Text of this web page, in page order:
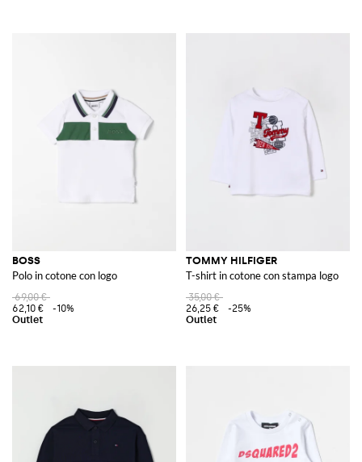
BOSS
Polo in cotone con logo
69,00 €
62,10 €
-10%
TOMMY HILFIGER
T-shirt in cotone con stampa logo
35,00 €
26,25 €
-25%